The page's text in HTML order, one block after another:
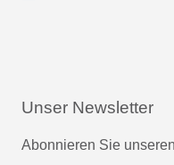
Unser Newsletter
Abonnieren Sie